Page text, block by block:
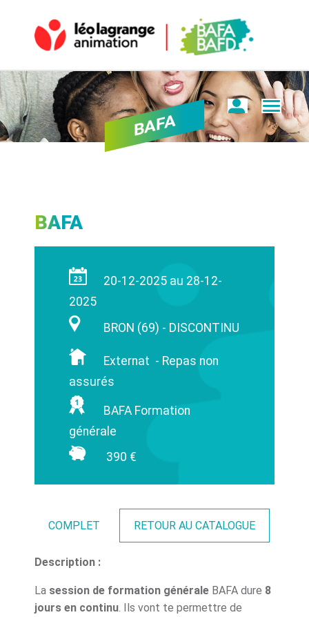
BAFA
BAFA
20-12-2025 au 28-12-
2025
BRON (69) - DISCONTINU
Externat - Repas non
assurés
BAFA Formation
générale
390 €
COMPLET RETOUR AU CATALOGUE
Description :
La session de formation générale BAFA dure 8
jours en continu . Ils vont te permettre de